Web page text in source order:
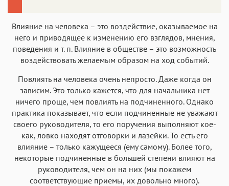
Влияние на человека – это воздействие, оказываемое на
него и приводящее к изменению его взглядов, мнения,
поведения и т. п. Влияние в обществе – это возможность
воздействовать желаемым образом на ход событий.
Повлиять на человека очень непросто. Даже когда он
зависим. Это только кажется, что для начальника нет
ничего проще, чем повлиять на подчиненного. Однако
практика показывает, что если подчиненные не уважают
своего руководителя, то его поручения выполняют кое-
как, ловко находят отговорки и лазейки. То есть его
влияние – только кажущееся (ему самому). Более того,
некоторые подчиненные в большей степени влияют на
руководителя, чем он на них (мы покажем
соответствующие приемы, их довольно много).